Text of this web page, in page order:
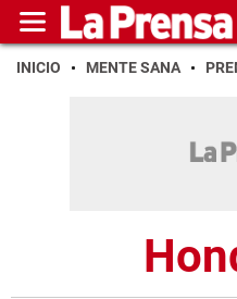
INICIO MENTE SANA